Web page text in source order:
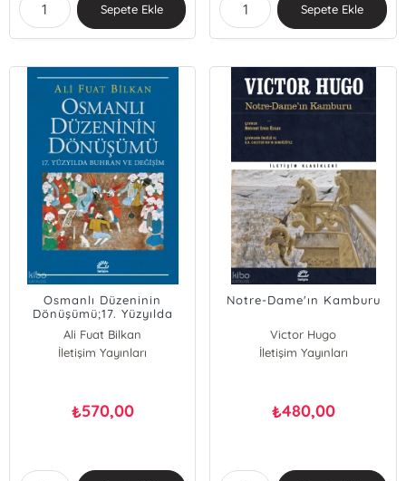
Sepete Ekle Sepete Ekle
Osmanlı Düzeninin
Dönüşümü;17. Yüzyılda
Buhran ve Değişim
Ali Fuat Bilkan
İletişim Yayınları
₺570,00
Notre-Dame'ın Kamburu
Victor Hugo
İletişim Yayınları
₺480,00